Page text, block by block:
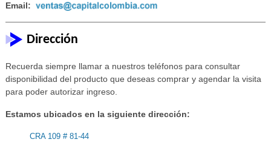
Email:
Dirección
Recuerda siempre llamar a nuestros teléfonos para consultar
disponibilidad del producto que deseas comprar y agendar la visita
para poder autorizar ingreso.
Estamos ubicados en la siguiente dirección:
CRA 109 # 81-44